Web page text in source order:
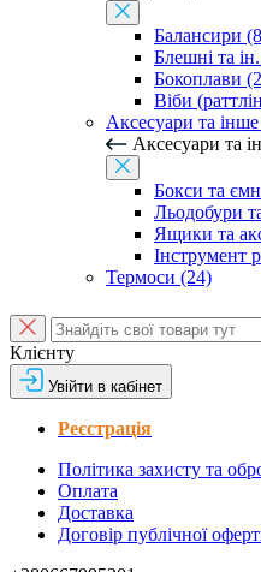
Балансири
Блешні та
Бокоплави
Віби
Аксесуари та
Аксесуари та
Бокси та
Льодобури
Ящики та
Інструмент
Термоси (24)
Клієнту
Увійти в кабінет
Реєстрація
Політика захисту та
Оплата
Доставка
Договір публічної